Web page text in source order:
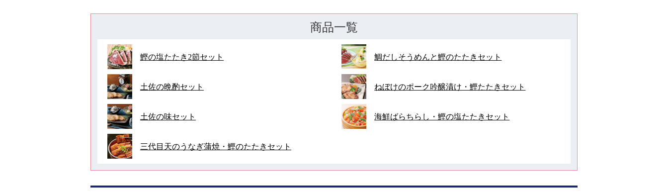
商品一覧
鰹の塩たたき2節セット
土佐の晩酌セット
土佐の味セット
三代目天のうなぎ蒲焼・鰹のたたきセット
鯛だしそうめんと鰹のたたきセット
ねぼけのポーク吟醸漬け・鰹たたきセット
海鮮ばらちらし・鰹の塩たたきセット